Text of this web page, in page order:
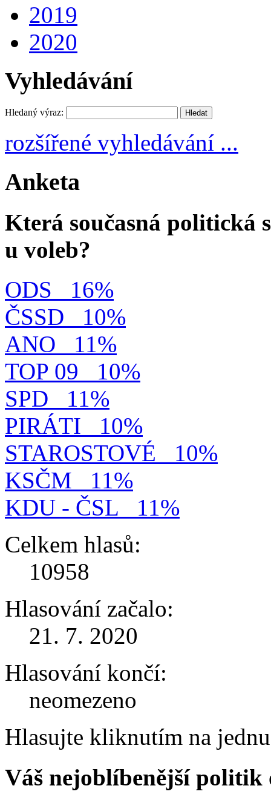
2019
2020
Vyhledávání
Hledaný výraz:
rozšířené vyhledávání ...
Anketa
Která současná politická
u voleb?
ODS
16%
ČSSD
10%
ANO
11%
TOP 09
10%
SPD
11%
PIRÁTI
10%
STAROSTOVÉ
10%
KSČM
11%
KDU - ČSL
11%
Celkem hlasů:
10958
Hlasování začalo:
21. 7. 2020
Hlasování končí:
neomezeno
Hlasujte kliknutím na
Váš nejoblíbenější politik